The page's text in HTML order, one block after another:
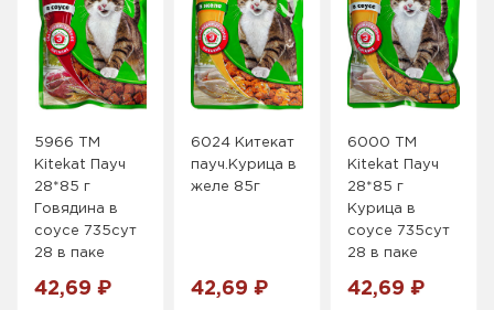
5966 ТМ
Kitekat Пауч
28*85 г
Говядина в
соусе 735сут
28 в паке
42,69 ₽
6024 Китекат
пауч.Курица в
желе 85г
42,69 ₽
6000 ТМ
Kitekat Пауч
28*85 г
Курица в
соусе 735сут
28 в паке
42,69 ₽